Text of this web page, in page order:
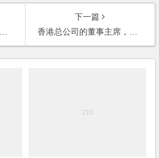
下一篇
香港总公司的董事主席，可否罢免国内子公司的法人代表？